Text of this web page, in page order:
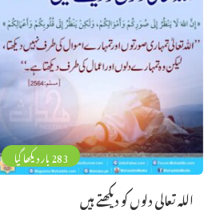
283 بار دیکھا گیا
اللہ تعالی دلوں کو دیکھتے ہیں